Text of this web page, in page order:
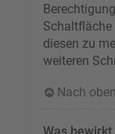
Schaltfläche
diesen zu
weiteren
Nach oben